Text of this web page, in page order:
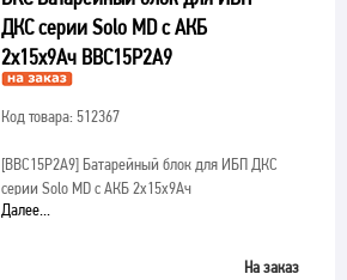
ДКС серии Solo MD с АКБ
2х15х9Ач BBC15P2A9
Код товара: 512367
[BBC15P2A9]Батарейный блок для ИБП ДКС
серии Solo MD с АКБ 2х15х9Ач
Далее...
На заказ